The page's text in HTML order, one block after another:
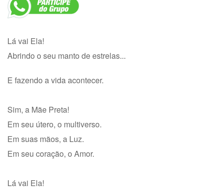
Lá vai Ela!
Abrindo o seu manto de estrelas...
E fazendo a vida acontecer.
Sim, a Mãe Preta!
Em seu útero, o multiverso.
Em suas mãos, a Luz.
Em seu coração, o Amor.
Lá vai Ela!